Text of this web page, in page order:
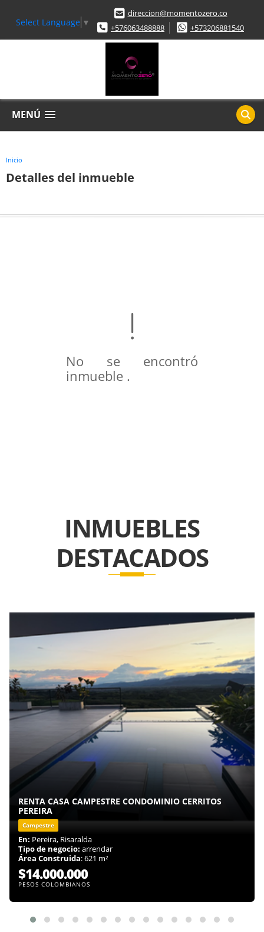
Select Language ▼
direccion@momentozero.co
+576063488888
+573206881540
MENÚ
Inicio
Detalles del inmueble
No se encontró
inmueble .
INMUEBLES
DESTACADOS
RENTA CASA CAMPESTRE CONDOMINIO CERRITOS
PEREIRA
Campestre
En: Pereira, Risaralda
Tipo de negocio: arrendar
Área Construida: 621 m²
$14.000.000
PESOS COLOMBIANOS